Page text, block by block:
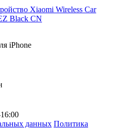
Xiaomi Wireless Car
Black CN
iPhone
данных Политика